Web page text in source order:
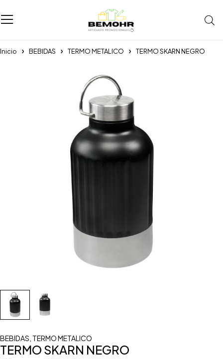
Inicio BEBIDAS TERMO METALICO TERMO SKARN NEGRO
BEBIDAS TERMO METALICO
TERMO SKARN NEGRO